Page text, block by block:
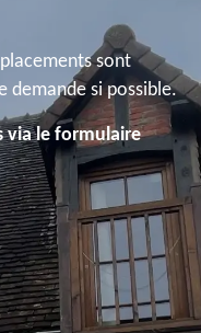
sont
demande si possible.
via le formulaire